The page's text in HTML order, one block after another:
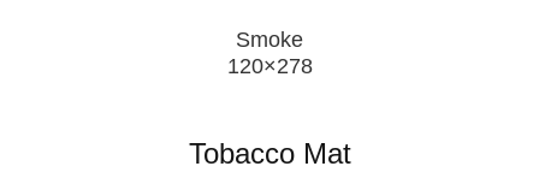
Smoke
120×278
Tobacco Mat